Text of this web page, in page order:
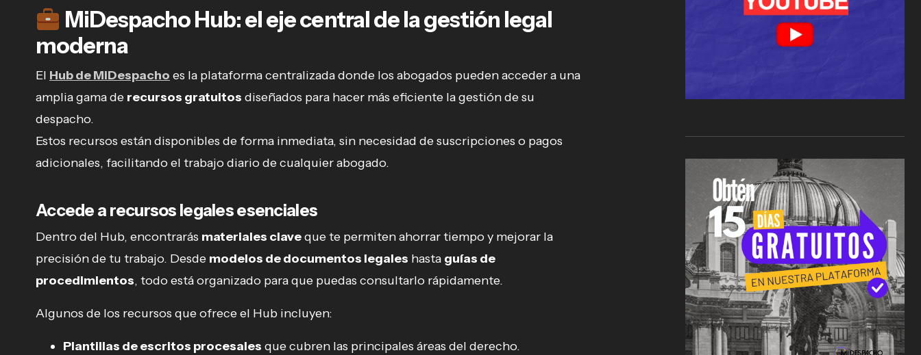
MiDespacho Hub: el eje central de la gestión legal
moderna
El Hub de MiDespacho es la plataforma centralizada donde los abogados pueden acceder a una
amplia gama de recursos gratuitos diseñados para hacer más eficiente la gestión de su
despacho.
Estos recursos están disponibles de forma inmediata, sin necesidad de suscripciones o pagos
adicionales, facilitando el trabajo diario de cualquier abogado.
Accede a recursos legales esenciales
Dentro del Hub, encontrarás materiales claveque te permiten ahorrar tiempo y mejorar la
precisión de tu trabajo. Desde modelos de documentos legales hasta guías de
procedimientos, todo está organizado para que puedas consultarlo rápidamente.
Algunos de los recursos que ofrece el Hub incluyen:
Plantillas de escritos procesales que cubren las principales áreas del derecho.